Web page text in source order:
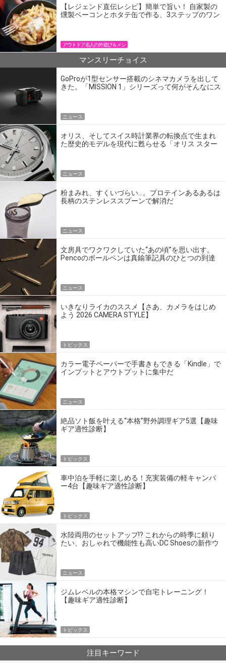
【レジェンド直伝レシピ】簡単で旨い！ 自家製の
燻製ベーコンとホタテ缶で作る、3ステップのワン
アウトドア名人の外遊び＆メシ
マンスリーチョイス
GoProが1型センサー搭載のシネマカメラを出して
きた。「MISSION 1」シリーズって何がそんなにス
ニュース
オリス、そしてスイス時計業界の転換点で生まれ
た歴史的モデルを現代に甦らせる「オリス スター
ニュース
粉まみれ、すくいづらい…。プロテインあるあるは
長柄のステンレススプーンで解消だ
ニュース
文房具でワクワクしていた“あの頃”を思い出す。
Pencoのボールペンは真鍮筆記具のひとつの到達
ニュース
いきなりライカのススメ【さあ、カメラをはじめ
よう 2026 CAMERA STYLE】
トピックス
カラー電子ペーパーで手書きもできる「Kindle」で
インプットとアウトプットに集中だ
ニュース
絶品ソト飯を叶える“本格”野外調理ギア5選【趣味
ギア適性診断】
トピックス
車中泊を手軽に楽しめる！充実装備の軽キャンパ
ー4台【趣味ギア適性診断】
トピックス
水陸両用のセットアップ!? これからの時季に頼り
たい、おしゃれで機能性も高いDC Shoesの新作ウ
ニュース
ジムレベルの本格マシンで自宅トレーニング！
【趣味ギア適性診断】
トピックス
注目キーワード